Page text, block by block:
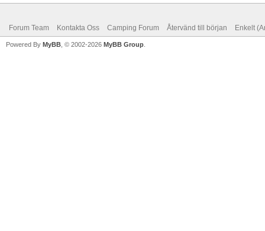
Forum Team Kontakta Oss Camping Forum Återvänd till början Enkelt
Powered By MyBB , © 2002-2026 MyBB Group